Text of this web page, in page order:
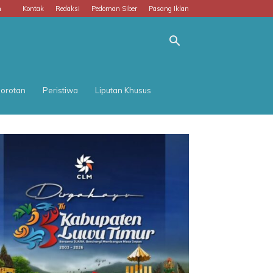
Kontak Redaksi Pedoman Siber Pasang Iklan
Peristiwa Liputan Khusus